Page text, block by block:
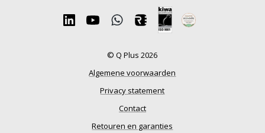
© Q Plus 2026
Algemene voorwaarden
Privacy statement
Contact
Retouren en garanties